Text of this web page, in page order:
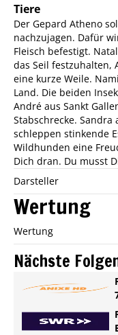
Tiere
Der Gepard Atheno
nachzujagen. Dafür
Fleisch befestigt.
das Seil
eine kurze Weile.
Land. Die beiden
André aus Sankt
Stabschrecke.
schleppen stinkende
Wildhunden eine
Dich dran. Du musst
Darsteller
Wertung
Wertung
Nächste